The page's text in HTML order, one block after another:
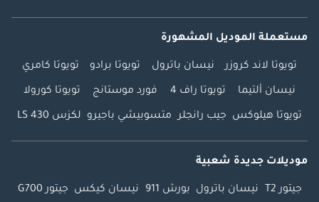
مستعملة الموديل المشهورة
تويوتا لاند كروزر نيسان باترول تويوتا برادو تويوتا كامري
نيسان ألتيما تويوتا راف 4 فورد موستانج تويوتا كورولا
تويوتا هيلوكس جيب رانجلر متسوبيشي باجيرو لكزس LS 430
موديلات جديدة شعبية
جيتور T2 نيسان باترول بورش 911 نيسان كيكس جيتور G700